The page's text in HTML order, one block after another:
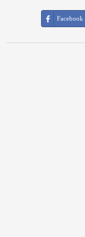
Facebook